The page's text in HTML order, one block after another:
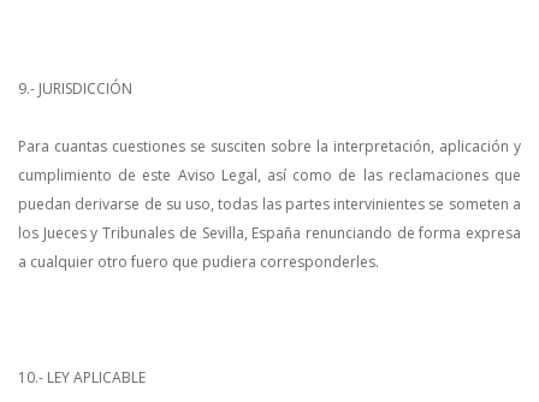
9.- JURISDICCIÓN
Para cuantas cuestiones se susciten sobre la interpretación, aplicación y
cumplimiento de este Aviso Legal, así como de las reclamaciones que
puedan derivarse de su uso, todas las partes intervinientes se someten a
los Jueces y Tribunales de Sevilla, España renunciando de forma expresa
a cualquier otro fuero que pudiera corresponderles.
10.- LEY APLICABLE